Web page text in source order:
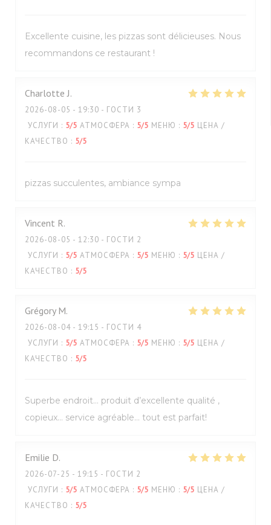
Excellente cuisine, les pizzas sont délicieuses. Nous
recommandons ce restaurant !
Charlotte J
2026-08-05 - 19:30 - ГОСТИ 3
УСЛУГИ : 5/5 АТМОСФЕРА : 5/5 МЕНЮ : 5/5 ЦЕНА /
КАЧЕСТВО : 5/5
pizzas succulentes, ambiance sympa
Vincent R
2026-08-05 - 12:30 - ГОСТИ 2
УСЛУГИ : 5/5 АТМОСФЕРА : 5/5 МЕНЮ : 5/5 ЦЕНА /
КАЧЕСТВО : 5/5
Grégory M
2026-08-04 - 19:15 - ГОСТИ 4
УСЛУГИ : 5/5 АТМОСФЕРА : 5/5 МЕНЮ : 5/5 ЦЕНА /
КАЧЕСТВО : 5/5
Superbe endroit… produit d’excellente qualité ,
copieux… service agréable… tout est parfait!
Emilie D
2026-07-25 - 19:15 - ГОСТИ 2
УСЛУГИ : 5/5 АТМОСФЕРА : 5/5 МЕНЮ : 5/5 ЦЕНА /
КАЧЕСТВО : 5/5